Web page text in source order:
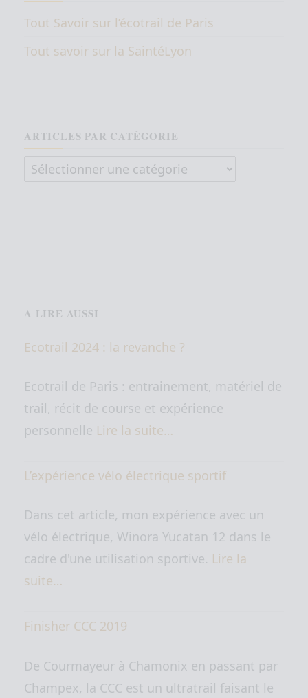
Tout Savoir sur l’écotrail de Paris
Tout savoir sur la SaintéLyon
ARTICLES PAR CATÉGORIE
Articles par catégorie
A LIRE AUSSI
Ecotrail 2024 : la revanche ?
Ecotrail de Paris : entrainement, matériel de
trail, récit de course et expérience
personnelle Lire la suite…
L’expérience vélo électrique sportif
Dans cet article, mon expérience avec un
vélo électrique, Winora Yucatan 12 dans le
cadre d'une utilisation sportive. Lire la
suite…
Finisher CCC 2019
De Courmayeur à Chamonix en passant par
Champex, la CCC est un ultratrail faisant le